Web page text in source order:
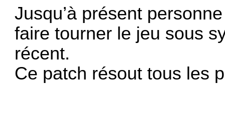
Jusqu’à présent
faire tourner le jeu sous
récent.
Ce patch résout tous les